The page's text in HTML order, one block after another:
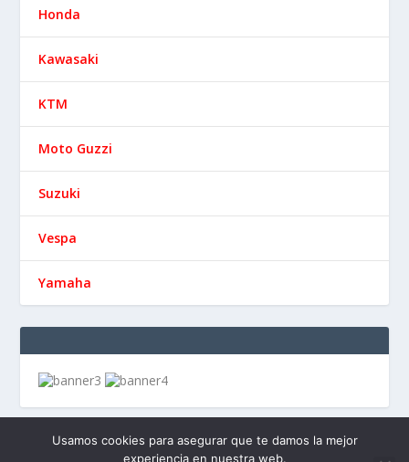
Honda
Kawasaki
KTM
Moto Guzzi
Suzuki
Vespa
Yamaha
Usamos cookies para asegurar que te damos la mejor
experiencia en nuestra web.